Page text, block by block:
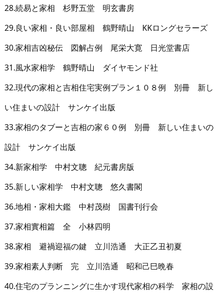
28.続易と家相 杉野五堂 明玄書房
29.良い家相・良い部屋相 鶴野晴山 KKロングセラーズ
30.家相吉凶秘伝 図解占例 尾栄大寛 日光堂書店
31.風水家相学 鶴野晴山 ダイヤモンド社
32.現代の家相と吉相住宅実例プラン１０８例 別冊 新し
い住まいの設計 サンケイ出版
33.家相のタブーと吉相の家６０例 別冊 新しい住まいの
設計 サンケイ出版
34.新家相学 中村文聰 紀元書房版
35.新しい家相学 中村文聰 悠久書閣
36.地相・家相大鑑 中村茂樹 国書刊行会
37.家相實相篇 全 小林四明
38.家相 避禍迎福の鍵 立川浩通 大正乙丑初夏
39.家相素人判断 完 立川浩通 昭和己巳晩春
40.住宅のプランニングに生かす現代家相の科学 家相の設